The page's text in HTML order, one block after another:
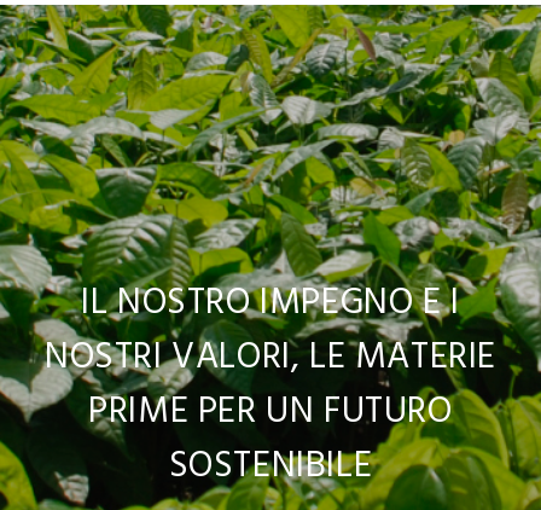
IL NOSTRO IMPEGNO E I
NOSTRI VALORI, LE MATERIE
PRIME PER UN FUTURO
SOSTENIBILE